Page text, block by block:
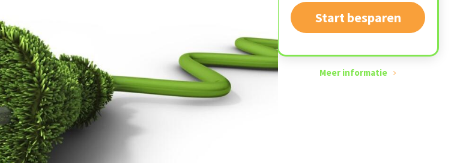
Start besparen
Meer informatie